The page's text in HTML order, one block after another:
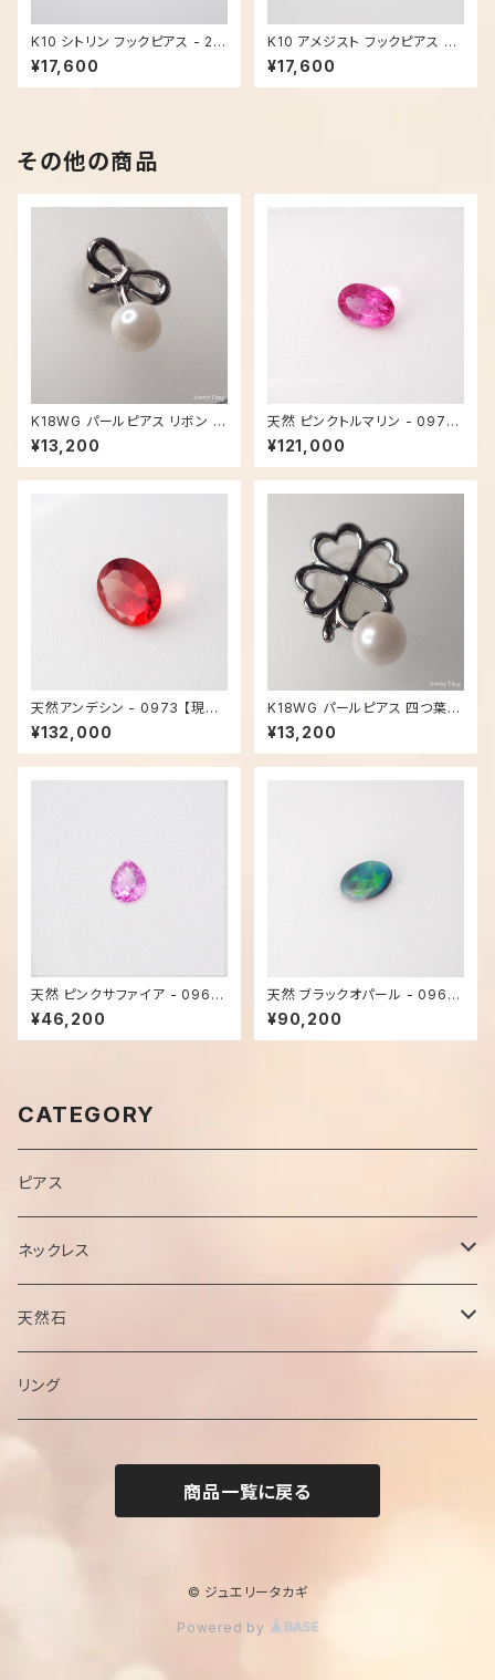
K10 シトリン フックピアス - 29
65
¥17,600
K10 アメジスト フックピアス - 2
967
¥17,600
その他の商品
K18WG パールピアス リボン -
2107
¥13,200
天然 ピンクトルマリン - 0971
【現品限り】
¥121,000
天然アンデシン - 0973 【現品
限り】
¥132,000
K18WG パールピアス 四つ葉 -
2182
¥13,200
天然 ピンクサファイア - 0961
【現品限り】
¥46,200
天然 ブラックオパール - 0968
【現品限り】
¥90,200
CATEGORY
ピアス
ネックレス
チェーン
ペンダントトップ
天然石
ブラックオパール
リング
商品一覧に戻る
© ジュエリータカギ
Powered by